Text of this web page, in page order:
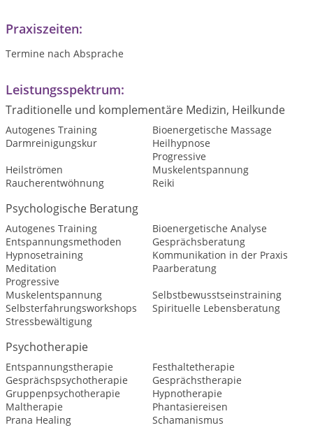
Praxiszeiten:
Termine nach Absprache
Leistungsspektrum:
Traditionelle und komplementäre Medizin, Heilkunde
Autogenes Training
Bioenergetische Massage
Darmreinigungskur
Heilhypnose
Heilströmen
Progressive
Muskelentspannung
Raucherentwöhnung
Reiki
Psychologische Beratung
Autogenes Training
Bioenergetische Analyse
Entspannungsmethoden
Gesprächsberatung
Hypnosetraining
Kommunikation in der Praxis
Meditation
Paarberatung
Progressive
Muskelentspannung
Selbstbewusstseinstraining
Selbsterfahrungsworkshops
Spirituelle Lebensberatung
Stressbewältigung
Psychotherapie
Entspannungstherapie
Festhaltetherapie
Gesprächspsychotherapie
Gesprächstherapie
Gruppenpsychotherapie
Hypnotherapie
Maltherapie
Phantasiereisen
Prana Healing
Schamanismus